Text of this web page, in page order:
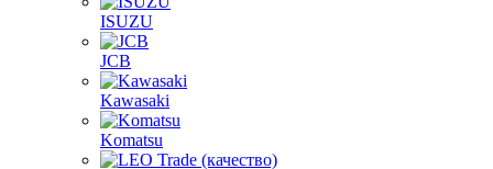
ISUZU
JCB
Kawasaki
Komatsu